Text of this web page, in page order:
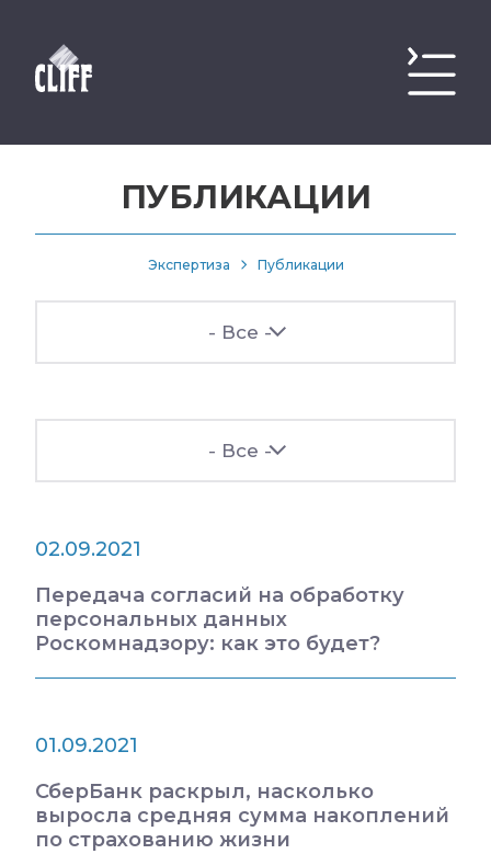
ПУБЛИКАЦИИ
Экспертиза Публикации
- Все -
- Все -
02.09.2021
Передача согласий на обработку
персональных данных
Роскомнадзору: как это будет?
01.09.2021
СберБанк раскрыл, насколько
выросла средняя сумма накоплений
по страхованию жизни